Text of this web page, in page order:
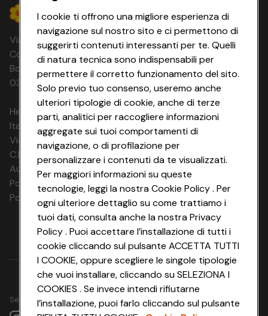
Via Michelino, 59 | 40127 BOLOGNA
Codice Fiscale e Registro Imprese di
Bologna 00865960157 PARTITA IVA
03320960374 CONAD SOC. COOP.
HeyConad Viaggi è un servizio gestito da
Italia Travel Marketing S.r.l.
Via Chiesolina 8 | 37066 Sommacampagna (VR)
C.F. e P.IVA: 03816060234
Aut. Prov Verona n. 4737/10
Polizza Ass. RC n. 177765037
Polizza Ass. Protection n. 6006000083/F
Seguici su
I cookie ti offrono una migliore esperienza di
navigazione sul nostro sito e ci permettono di
suggerirti contenuti interessanti per te. Quelli
di natura tecnica sono indispensabili per
permettere il corretto funzionamento del sito.
Solo previo tuo consenso, useremo anche
ulteriori tipologie di cookie, anche di terze
parti, analitici per raccogliere informazioni
aggregate sui tuoi comportamenti di
navigazione, o di profilazione per
personalizzare i contenuti da te visualizzati.
Per maggiori informazioni su queste
tecnologie, leggi la nostra Cookie Policy . Per
ogni ulteriore dettaglio su come trattiamo i
tuoi dati, consulta anche la nostra Privacy
Policy . Puoi accettare l’installazione di tutti i
cookie cliccando sul pulsante ACCETTA TUTTI
I COOKIE, oppure scegliere le singole tipologie
che vuoi installare, cliccando su SELEZIONA I
COOKIES . Se invece intendi rifiutarne
l’installazione, puoi farlo cliccando sul pulsante